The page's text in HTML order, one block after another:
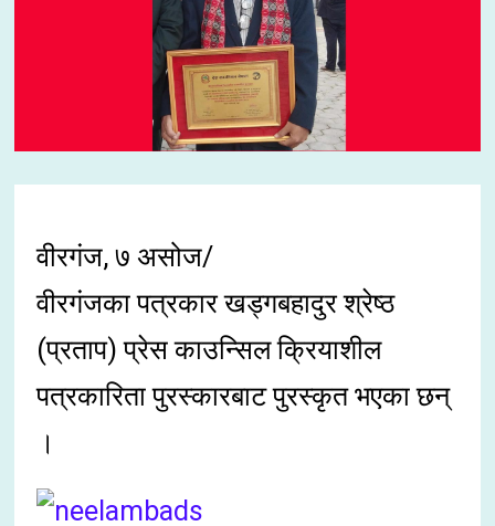
वीरगंज, ७ असोज/
वीरगंजका पत्रकार खड्गबहादुर श्रेष्ठ
(प्रताप) प्रेस काउन्सिल क्रियाशील
पत्रकारिता पुरस्कारबाट पुरस्कृत भएका छन्
।